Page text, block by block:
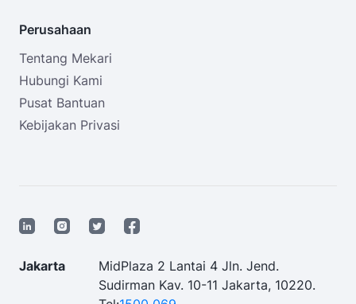
Perusahaan
Tentang Mekari
Hubungi Kami
Pusat Bantuan
Kebijakan Privasi
Jakarta
MidPlaza 2 Lantai 4 Jln. Jend.
Sudirman Kav. 10-11 Jakarta, 10220.